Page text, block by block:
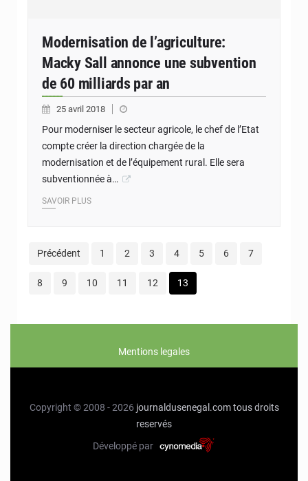
Modernisation de l’agriculture:
Macky Sall annonce une subvention
de 60 milliards par an
25 avril 2018
Pour moderniser le secteur agricole, le chef de l’Etat
compte créer la direction chargée de la
modernisation et de l’équipement rural. Elle sera
subventionnée à…
SAVOIR PLUS
Précédent 1 2 3 4 5 6 7
8 9 10 11 12 13
Mentions legales
Copyright © 2008 - 2026 journaldusenegal.com tous droits
reservés
Développé par